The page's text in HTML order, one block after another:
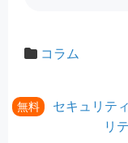
コラム
無料
セキュリテ
リ